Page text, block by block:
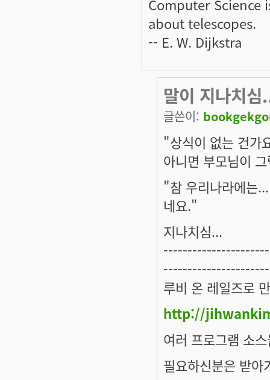
Computer Science
about telescopes.
-- E. W. Dijkstra
말이 지나치심
글쓴이:
"상식이 없는 건가
아니면 부모님이
"참 우리나라에는
네요."
지나치심...
루비 온 레일즈로
http://
여러 프로그램 소
필요하신분은 받아